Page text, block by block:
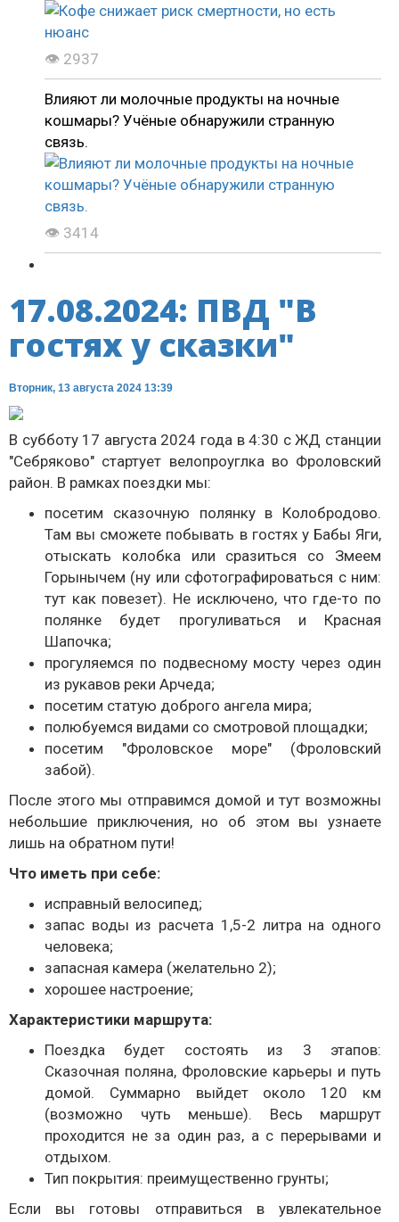
👁 2937
Влияют ли молочные продукты на ночные
кошмары? Учёные обнаружили странную
связь.
👁 3414
17.08.2024: ПВД "В
гостях у сказки"
Вторник, 13 августа 2024 13:39
В субботу 17 августа 2024 года в 4:30 с ЖД станции
"Себряково" стартует велопроуглка во Фроловский
район. В рамках поездки мы:
посетим сказочную полянку в Колобродово.
Там вы сможете побывать в гостях у Бабы Яги,
отыскать колобка или сразиться со Змеем
Горынычем (ну или сфотографироваться с ним:
тут как повезет). Не исключено, что где-то по
полянке будет прогуливаться и Красная
Шапочка;
прогуляемся по подвесному мосту через один
из рукавов реки Арчеда;
посетим статую доброго ангела мира;
полюбуемся видами со смотровой площадки;
посетим "Фроловское море" (Фроловский
забой).
После этого мы отправимся домой и тут возможны
небольшие приключения, но об этом вы узнаете
лишь на обратном пути!
Что иметь при себе:
исправный велосипед;
запас воды из расчета 1,5-2 литра на одного
человека;
запасная камера (желательно 2);
хорошее настроение;
Характеристики маршрута:
Поездка будет состоять из 3 этапов:
Сказочная поляна, Фроловские карьеры и путь
домой. Суммарно выйдет около 120 км
(возможно чуть меньше). Весь маршрут
проходится не за один раз, а с перерывами и
отдыхом.
Тип покрытия: преимущественно грунты;
Если вы готовы отправиться в увлекательное